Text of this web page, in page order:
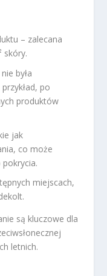
– zalecana
skóry.
była
po
produktów
jak
co może
miejscach,
są kluczowe dla
letnich.